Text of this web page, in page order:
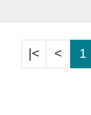
|< < 1